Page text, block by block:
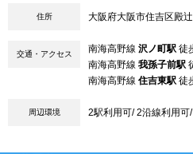
住所 大阪府大阪市住吉区殿
交通・アクセス 南海高野線 沢ノ町駅 徒
南海高野線 我孫子前駅
南海高野線 住吉東駅 徒
周辺環境 2駅利用可/ 2沿線利用